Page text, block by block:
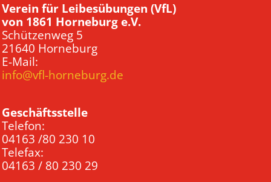
Verein für Leibesübungen (VfL)
von 1861 Horneburg e.V.
Schützenweg 5
21640 Horneburg
E-Mail:
info@vfl-horneburg.de
Geschäftsstelle
Telefon:
04163 /80 230 10
Telefax:
04163 / 80 230 29